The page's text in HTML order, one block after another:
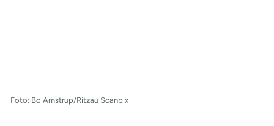
Foto: Bo Amstrup/Ritzau Scanpix